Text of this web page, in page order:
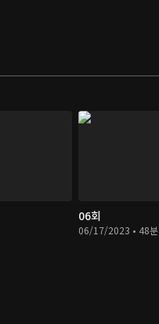
06회
06/17/2023 • 48분